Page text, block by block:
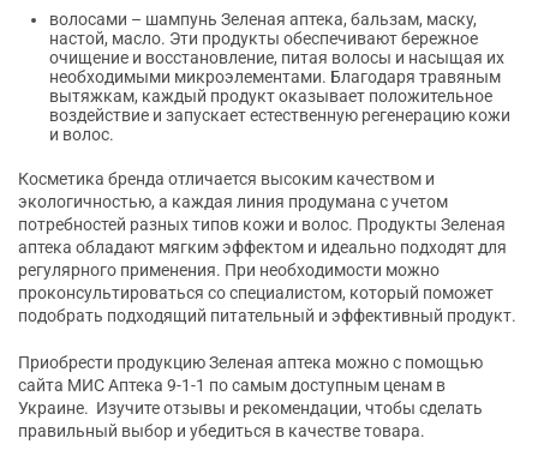
волосами – шампунь Зеленая аптека, бальзам, маску,
настой, масло. Эти продукты обеспечивают бережное
очищение и восстановление, питая волосы и насыщая их
необходимыми микроэлементами. Благодаря травяным
вытяжкам, каждый продукт оказывает положительное
воздействие и запускает естественную регенерацию кожи
и волос.
Косметика бренда отличается высоким качеством и
экологичностью, а каждая линия продумана с учетом
потребностей разных типов кожи и волос. Продукты Зеленая
аптека обладают мягким эффектом и идеально подходят для
регулярного применения. При необходимости можно
проконсультироваться со специалистом, который поможет
подобрать подходящий питательный и эффективный продукт.
Приобрести продукцию Зеленая аптека можно с помощью
сайта МИС Аптека 9-1-1 по самым доступным ценам в
Украине. Изучите отзывы и рекомендации, чтобы сделать
правильный выбор и убедиться в качестве товара.